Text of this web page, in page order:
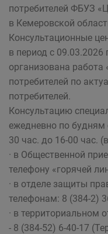
потребителей ФБУЗ
в Кемеровской
Консультационные
в период с 09.03.2026
организована работа
потребителей по
потребителей.
Консультацию
ежедневно по будням
30 час. до 16-00 час.
· в Общественной
телефону «горячей
· в отделе защиты
телефонам: 8 (384-2)
· в территориальном
- 8 (384-52) 6-40-17